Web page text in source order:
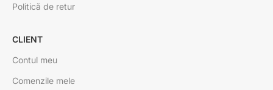
Politică de retur
CLIENT
Contul meu
Comenzile mele